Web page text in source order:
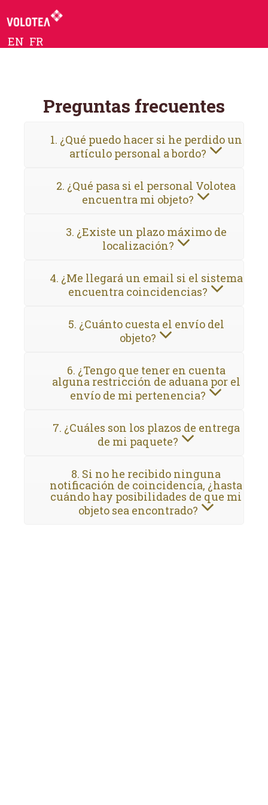
EN FR
Preguntas frecuentes
1. ¿Qué puedo hacer si he perdido un
artículo personal a bordo?
2. ¿Qué pasa si el personal Volotea
encuentra mi objeto?
3. ¿Existe un plazo máximo de
localización?
4. ¿Me llegará un email si el sistema
encuentra coincidencias?
5. ¿Cuánto cuesta el envío del
objeto?
6. ¿Tengo que tener en cuenta
alguna restricción de aduana por el
envío de mi pertenencia?
7. ¿Cuáles son los plazos de entrega
de mi paquete?
8. Si no he recibido ninguna
notificación de coincidencia, ¿hasta
cuándo hay posibilidades de que mi
objeto sea encontrado?